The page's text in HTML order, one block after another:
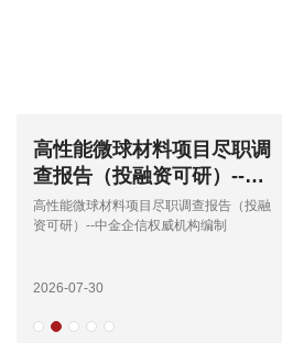
微球材料项目尽职调
（投融资可研）--中
权威机构编制
球材料项目尽职调查报告（投融
--中金企信权威机构编制
30